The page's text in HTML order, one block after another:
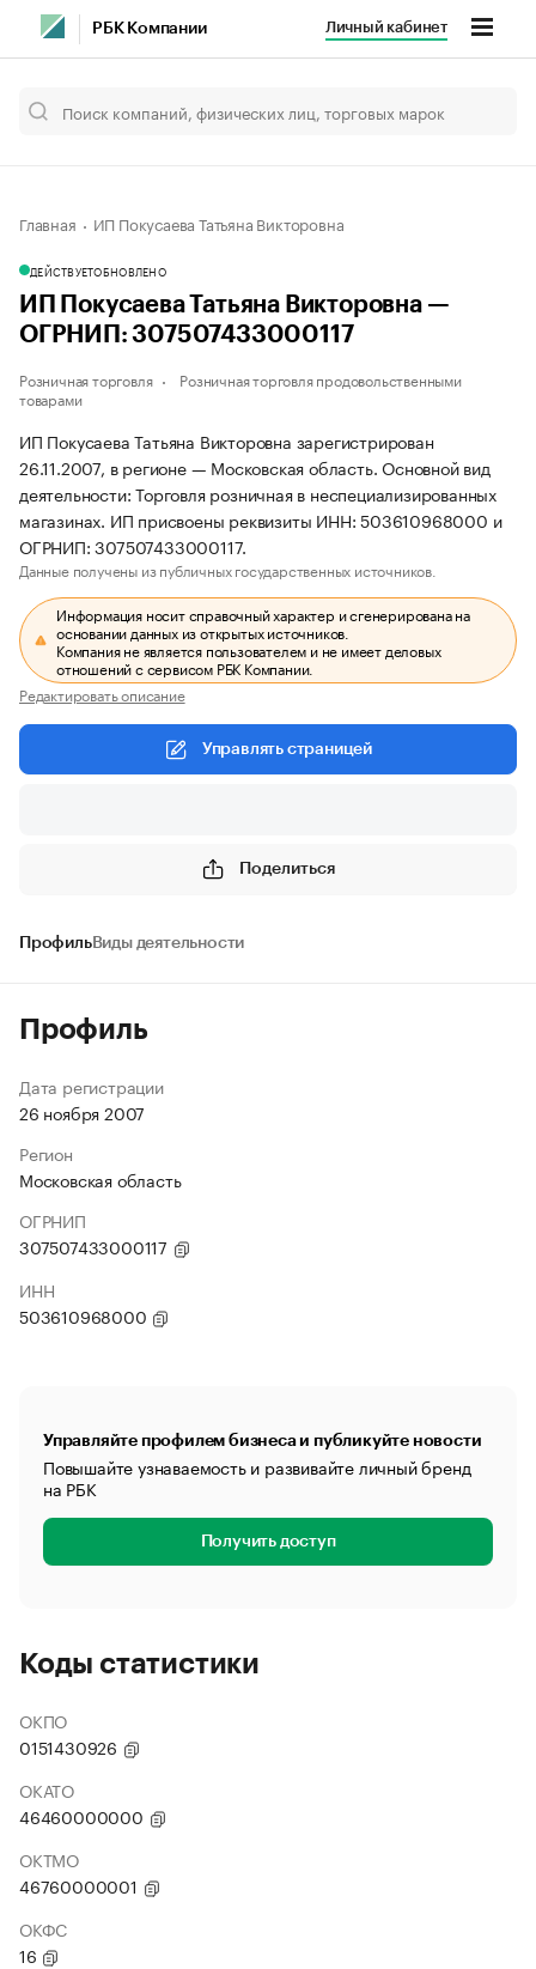
РБК Компании Личный кабинет
Главная ИП Покусаева Татьяна Викторовна
ДЕЙСТВУЕТОБНОВЛЕНО
ИП Покусаева Татьяна Викторовна —
ОГРНИП: 307507433000117
Розничная торговля
Розничная торговля продовольственными
товарами
ИП Покусаева Татьяна Викторовна зарегистрирован
26.11.2007, в регионе — Московская область. Основной вид
деятельности: Торговля розничная в неспециализированных
магазинах. ИП присвоены реквизиты ИНН: 503610968000 и
ОГРНИП: 307507433000117.
Данные получены из публичных государственных источников.
Информация носит справочный характер и сгенерирована на
основании данных из открытых источников.
Компания не является пользователем и не имеет деловых
отношений с сервисом РБК Компании.
Редактировать описание
Управлять страницей
Поделиться
ПрофильВиды деятельности
Профиль
Дата регистрации
26 ноября 2007
Регион
Московская область
ОГРНИП
307507433000117
ИНН
503610968000
Управляйте профилем бизнеса и публикуйте новости
Повышайте узнаваемость и развивайте личный бренд
на РБК
Получить доступ
Коды статистики
ОКПО
0151430926
ОКАТО
46460000000
ОКТМО
46760000001
ОКФС
16